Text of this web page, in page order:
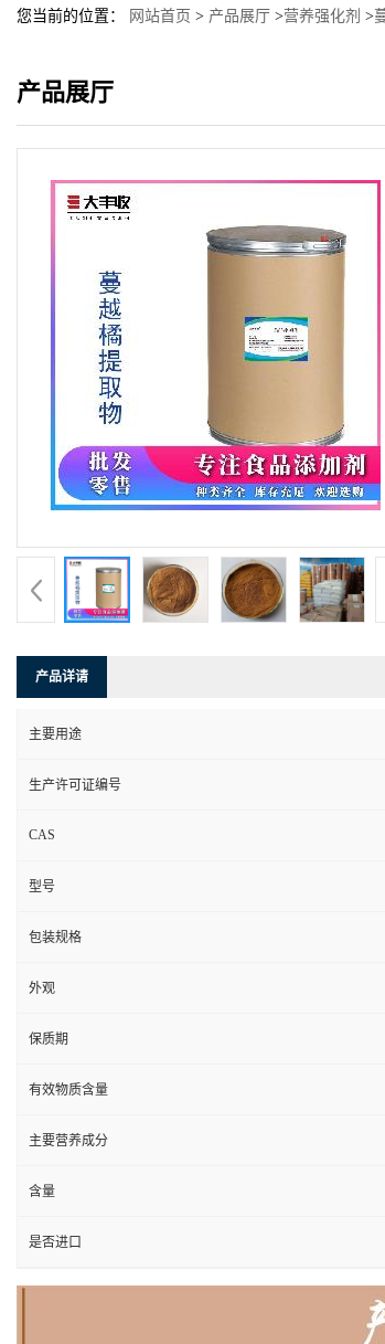
您当前的位置： 网站首页 > 产品展厅 >营养强化剂 >
产品展厅
产品详请
主要用途
生产许可证编号
CAS
型号
包装规格
外观
保质期
有效物质含量
主要营养成分
含量
是否进口